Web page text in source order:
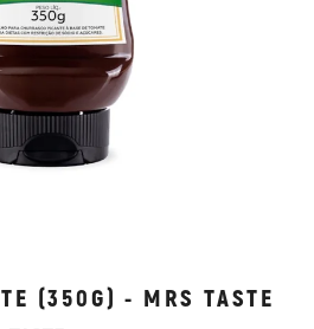
(350G) - MRS TASTE